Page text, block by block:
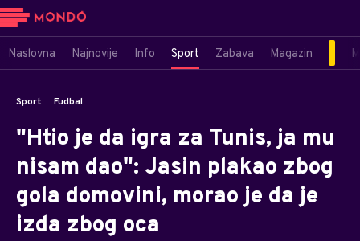
Naslovna Najnovije Info Sport Zabava Magazin
Sport Fudbal
"Htio je da igra za Tunis, ja mu
nisam dao": Jasin plakao zbog
gola domovini, morao je da je
izda zbog oca